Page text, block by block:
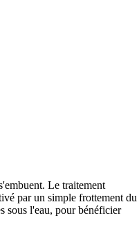
Le traitement
par un simple frottement du
sous l'eau, pour bénéficier